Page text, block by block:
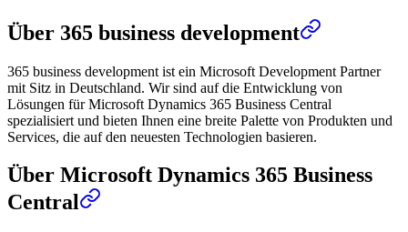
Über 365 business development
365 business development ist ein Microsoft Development Partner
mit Sitz in Deutschland. Wir sind auf die Entwicklung von
Lösungen für Microsoft Dynamics 365 Business Central
spezialisiert und bieten Ihnen eine breite Palette von Produkten und
Services, die auf den neuesten Technologien basieren.
Über Microsoft Dynamics 365 Business
Central